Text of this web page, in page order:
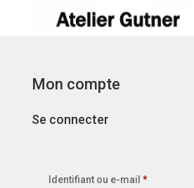
Mon compte
Se connecter
Identifiant ou e-mail *Obligatoire